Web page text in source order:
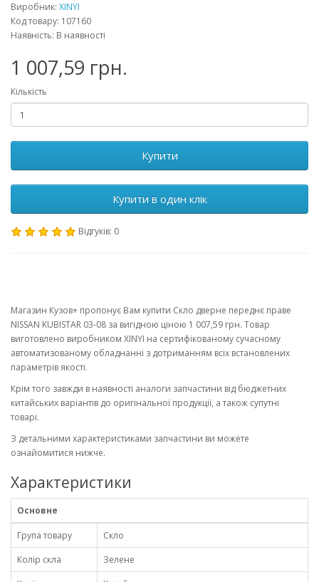
Виробник: XINYI
Код товару: 107160
Наявність: В наявності
1 007,59 грн.
Кількість
Купити
Купити в один клік
Відгуків: 0
Магазин Кузов+ пропонує Вам купити Скло дверне переднє праве
NISSAN KUBISTAR 03-08 за вигідною ціною 1 007,59 грн. Товар
виготовлено виробником XINYI на сертифікованому сучасному
автоматизованому обладнанні з дотриманням всіх встановлених
параметрів якості.
Крім того завжди в наявності аналоги запчастини від бюджетних
китайських варіантів до оригінальної продукції, а також супутні
товарі.
З детальними характеристиками запчастини ви можете
ознайомитися нижче.
Характеристики
Основне
Група товару
Скло
Колір скла
Зелене